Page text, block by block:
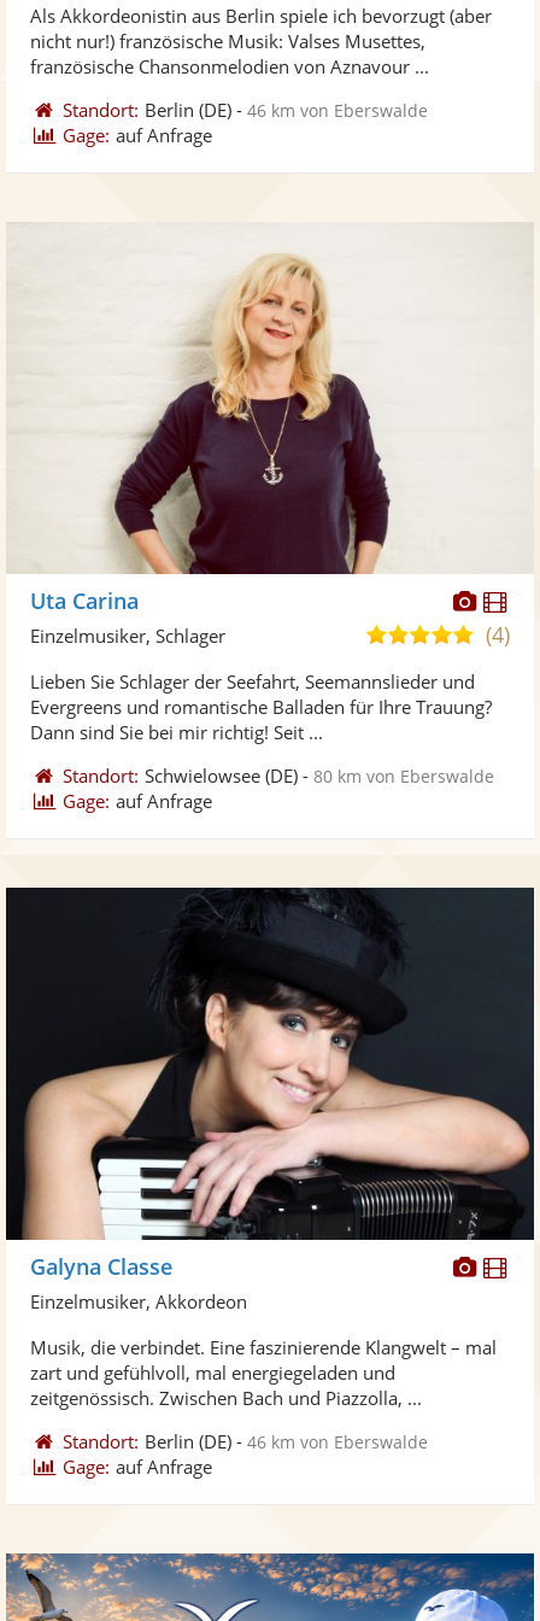
Fotos
5
Als Akkordeonistin aus Berlin spiele ich bevorzugt (aber
nicht nur!) französische Musik: Valses Musettes,
französische Chansonmelodien von Aznavour ...
Standort: Berlin (DE) -46 km von Eberswalde
Gage: auf Anfrage
Uta Carina
5,0
5
Sternen
(4)
Einzelmusiker, Schlager
Lieben Sie Schlager der Seefahrt, Seemannslieder und
Evergreens und romantische Balladen für Ihre Trauung?
Dann sind Sie bei mir richtig! Seit ...
Standort: Schwielowsee (DE) -80 km von Eberswalde
Gage: auf Anfrage
Fotos
Galyna Classe
Einzelmusiker, Akkordeon
Musik, die verbindet. Eine faszinierende Klangwelt – mal
zart und gefühlvoll, mal energiegeladen und
zeitgenössisch. Zwischen Bach und Piazzolla, ...
Standort: Berlin (DE) -46 km von Eberswalde
Gage: auf Anfrage